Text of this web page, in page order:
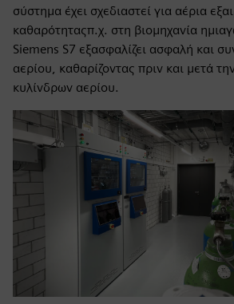
σύστημα έχει σχεδιαστεί για αέρια
καθαρότηταςπ.χ. στη βιομηχανία
Siemens S7 εξασφαλίζει ασφαλή και
αερίου, καθαρίζοντας πριν και μετά
κυλίνδρων αερίου.